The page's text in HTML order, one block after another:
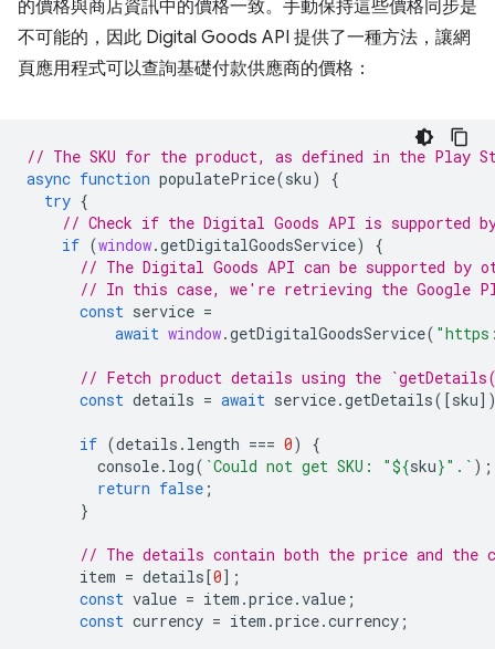
的價格與商店資訊中的價格一致。手動保持這些價格同步是
不可能的，因此 Digital Goods API 提供了一種方法，讓網
頁應用程式可以查詢基礎付款供應商的價格：
// The SKU for the product, as defined in the Play
async function populatePrice(sku)
{
try {
// Check if the Digital Goods API is supported
if (window.getDigitalGoodsService)
{
// The Digital Goods API can be supported by
// In this case, we're retrieving the Google
const service =
await window.getDigitalGoodsService(
// Fetch product details using the
const details = await service.getDetails([sku
if (details . length === 0)
{
console. log( `Could not get SKU: "${sku}".` );
return false ;
}
// The details contain both the price and the
item = details[0];
const value = item .price.value ;
const currency = item .price.currency ;